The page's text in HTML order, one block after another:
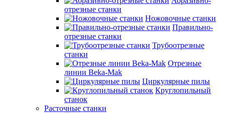
отрезные станки
Ножовочные станки
Правильно-
отрезные станки
Трубоотрезные
станки
Отрезные
линии Beka-Mak
Циркулярные пилы
Круглопильный
станок
Расточные станки